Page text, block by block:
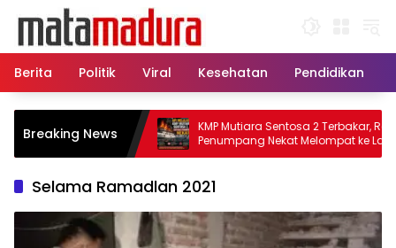
konten
Berita
Politik Viral Kesehatan Pendidikan
Breaking News
11 Kapal Sisir
Korban KMP
KMP Mutiara Sentosa 2 Terbakar, Ratusan
Penumpang Nekat Melompat ke Laut
Selama Ramadlan 2021